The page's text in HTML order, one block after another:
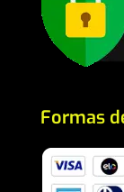
Formas